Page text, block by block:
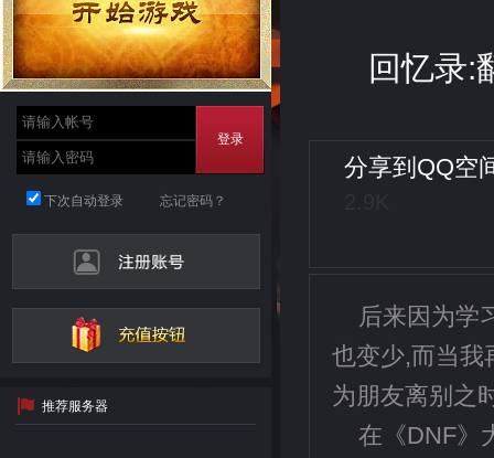
下次自动登录 忘记密码？
登录
推荐服务器
回忆录:
分享到 QQ空
后来因为学
也变少,而当我
为朋友离别之
在《DNF》